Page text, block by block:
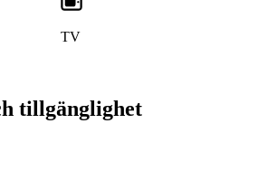
TV
tillgänglighet